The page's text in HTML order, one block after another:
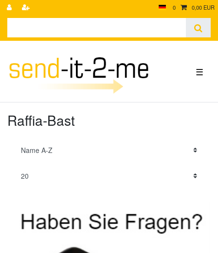
0 0,00 EUR
☰
Raffia-Bast